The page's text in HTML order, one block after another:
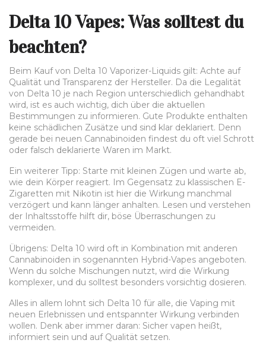
Delta 10 Vapes: Was solltest du
beachten?
Beim Kauf von Delta 10 Vaporizer-Liquids gilt: Achte auf
Qualität und Transparenz der Hersteller. Da die Legalität
von Delta 10 je nach Region unterschiedlich gehandhabt
wird, ist es auch wichtig, dich über die aktuellen
Bestimmungen zu informieren. Gute Produkte enthalten
keine schädlichen Zusätze und sind klar deklariert. Denn
gerade bei neuen Cannabinoiden findest du oft viel Schrott
oder falsch deklarierte Waren im Markt.
Ein weiterer Tipp: Starte mit kleinen Zügen und warte ab,
wie dein Körper reagiert. Im Gegensatz zu klassischen E-
Zigaretten mit Nikotin ist hier die Wirkung manchmal
verzögert und kann länger anhalten. Lesen und verstehen
der Inhaltsstoffe hilft dir, böse Überraschungen zu
vermeiden.
Übrigens: Delta 10 wird oft in Kombination mit anderen
Cannabinoiden in sogenannten Hybrid-Vapes angeboten.
Wenn du solche Mischungen nutzt, wird die Wirkung
komplexer, und du solltest besonders vorsichtig dosieren.
Alles in allem lohnt sich Delta 10 für alle, die Vaping mit
neuen Erlebnissen und entspannter Wirkung verbinden
wollen. Denk aber immer daran: Sicher vapen heißt,
informiert sein und auf Qualität setzen.